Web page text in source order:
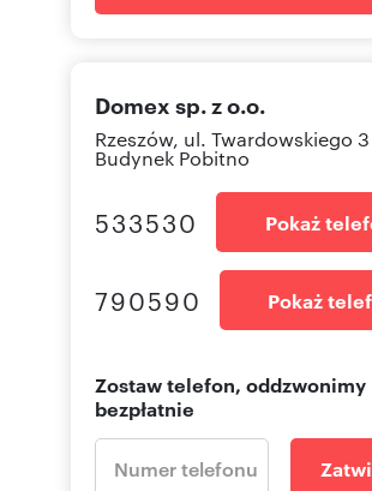
Domex sp. z o.o.
Rzeszów, ul. Twardowskiego 3
Budynek Pobitno
533530 Pokaż
790590 Pokaż
Zostaw telefon, oddzwonimy
bezpłatnie